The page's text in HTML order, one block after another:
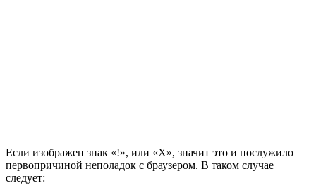
Если изображен знак «!», или «Х», значит это и послужило
первопричиной неполадок с браузером. В таком случае
следует: